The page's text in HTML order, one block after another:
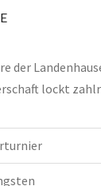
der
lockt